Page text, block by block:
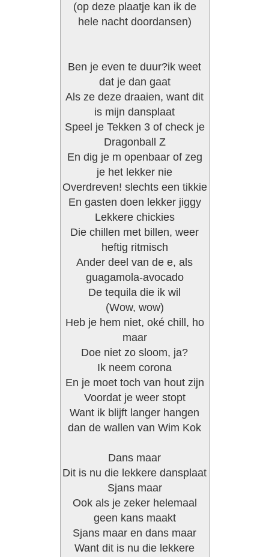
(op deze plaatje kan ik de
hele nacht doordansen)
Ben je even te duur?ik weet
dat je dan gaat
Als ze deze draaien, want dit
is mijn dansplaat
Speel je Tekken 3 of check je
Dragonball Z
En dig je m openbaar of zeg
je het lekker nie
Overdreven! slechts een tikkie
En gasten doen lekker jiggy
Lekkere chickies
Die chillen met billen, weer
heftig ritmisch
Ander deel van de e, als
guagamola-avocado
De tequila die ik wil
(Wow, wow)
Heb je hem niet, oké chill, ho
maar
Doe niet zo sloom, ja?
Ik neem corona
En je moet toch van hout zijn
Voordat je weer stopt
Want ik blijft langer hangen
dan de wallen van Wim Kok
Dans maar
Dit is nu die lekkere dansplaat
Sjans maar
Ook als je zeker helemaal
geen kans maakt
Sjans maar en dans maar
Want dit is nu die lekkere